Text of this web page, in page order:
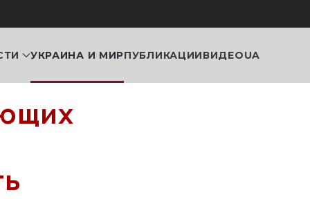
УКРАИНА И МИРПУБЛИКАЦИИВИДЕОUA